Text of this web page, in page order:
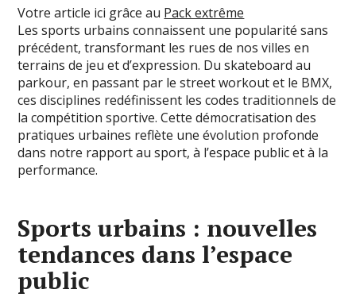
Votre article ici grâce au Pack extrême
Les sports urbains connaissent une popularité sans
précédent, transformant les rues de nos villes en
terrains de jeu et d’expression. Du skateboard au
parkour, en passant par le street workout et le BMX,
ces disciplines redéfinissent les codes traditionnels de
la compétition sportive. Cette démocratisation des
pratiques urbaines reflète une évolution profonde
dans notre rapport au sport, à l’espace public et à la
performance.
Sports urbains : nouvelles
tendances dans l’espace
public